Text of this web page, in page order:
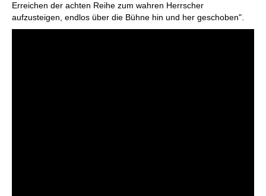
Erreichen der achten Reihe zum wahren Herrscher
aufzusteigen, endlos über die Bühne hin und her geschoben".